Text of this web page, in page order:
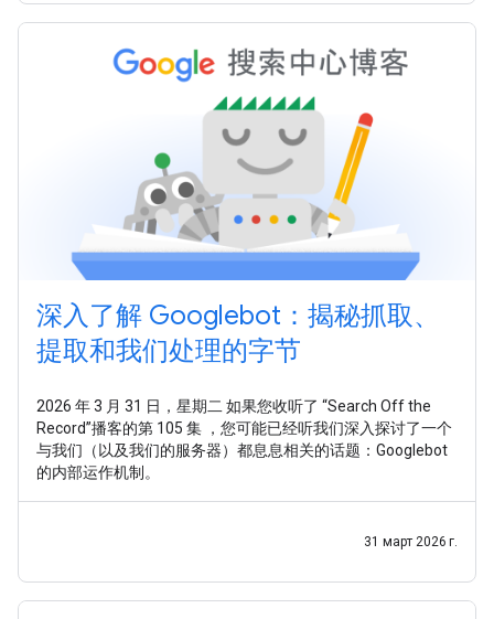
深入了解 Googlebot：揭秘抓取、
提取和我们处理的字节
2026 年 3 月 31 日，星期二 如果您收听了 “Search Off the
Record”播客的第 105 集 ，您可能已经听我们深入探讨了一个
与我们（以及我们的服务器）都息息相关的话题：Googlebot
的内部运作机制。
31 март 2026 г.